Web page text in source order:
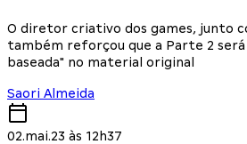
O diretor criativo dos games, junto
também reforçou que a Parte 2
baseada" no material original
Saori Almeida
02.mai.23 às 12h37